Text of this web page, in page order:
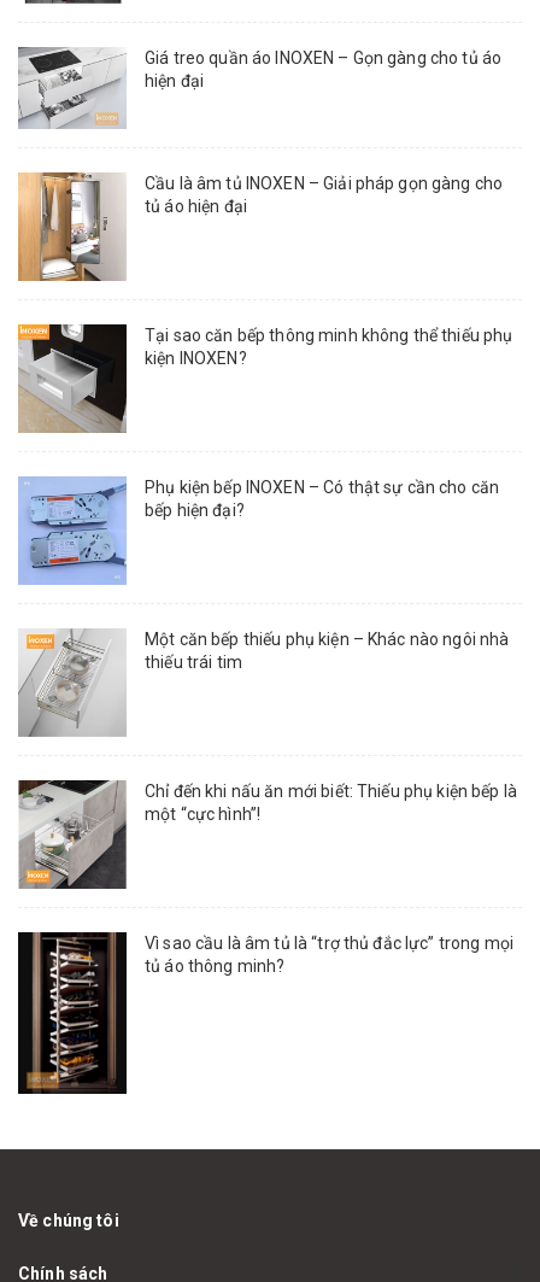
Giá treo quần áo INOXEN – Gọn gàng cho tủ áo
hiện đại
Cầu là âm tủ INOXEN – Giải pháp gọn gàng cho
tủ áo hiện đại
Tại sao căn bếp thông minh không thể thiếu phụ
kiện INOXEN?
Phụ kiện bếp INOXEN – Có thật sự cần cho căn
bếp hiện đại?
Một căn bếp thiếu phụ kiện – Khác nào ngôi nhà
thiếu trái tim
Chỉ đến khi nấu ăn mới biết: Thiếu phụ kiện bếp là
một “cực hình”!
Vì sao cầu là âm tủ là “trợ thủ đắc lực” trong mọi
tủ áo thông minh?
Về chúng tôi
Chính sách